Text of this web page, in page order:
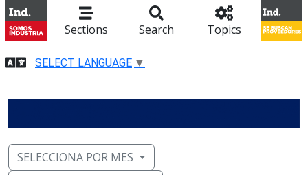
Sections Search Topics
SELECT LANGUAGE ▼
SELECCIONA POR MES